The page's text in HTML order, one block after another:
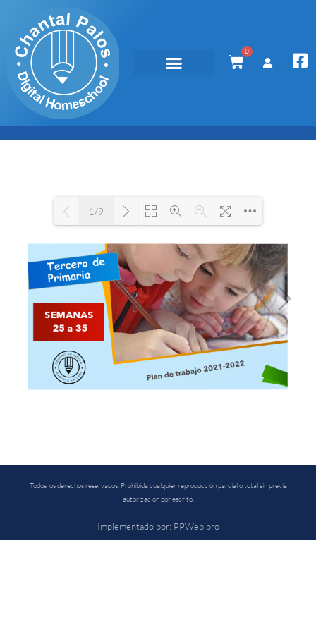
0
1/9
Todos los derechos reservados. Prohibida cualquier reproducción parcial o total sin previa
autorización por escrito.
Implementado por: PPWeb.pro